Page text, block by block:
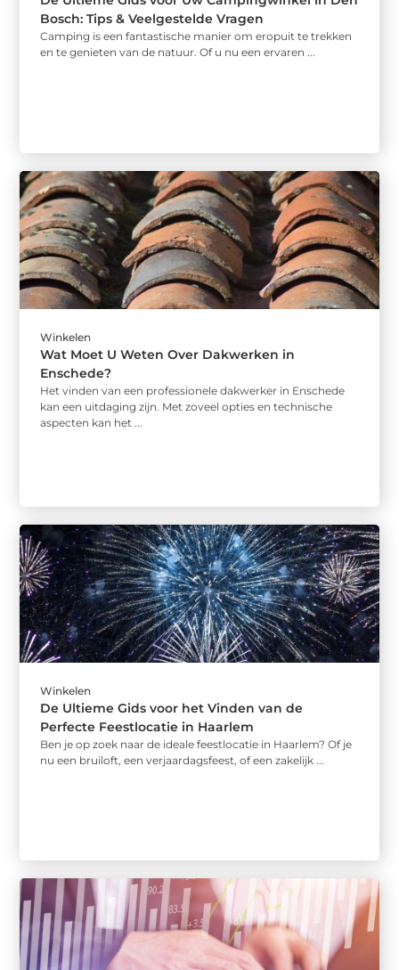
Bosch: Tips & Veelgestelde Vragen
Camping is een fantastische manier om eropuit te trekken
en te genieten van de natuur. Of u nu een ervaren ...
Winkelen
Wat Moet U Weten Over Dakwerken in
Enschede?
Het vinden van een professionele dakwerker in Enschede
kan een uitdaging zijn. Met zoveel opties en technische
aspecten kan het ...
Winkelen
De Ultieme Gids voor het Vinden van de
Perfecte Feestlocatie in Haarlem
Ben je op zoek naar de ideale feestlocatie in Haarlem? Of je
nu een bruiloft, een verjaardagsfeest, of een zakelijk ...